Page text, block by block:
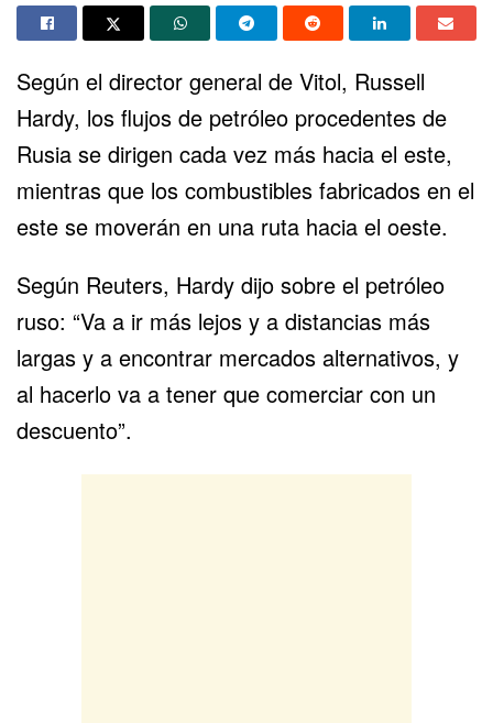
Según el director general de Vitol, Russell
Hardy, los flujos de petróleo procedentes de
Rusia se dirigen cada vez más hacia el este,
mientras que los combustibles fabricados en el
este se moverán en una ruta hacia el oeste.
Según Reuters, Hardy dijo sobre el petróleo
ruso: “Va a ir más lejos y a distancias más
largas y a encontrar mercados alternativos, y
al hacerlo va a tener que comerciar con un
descuento”.